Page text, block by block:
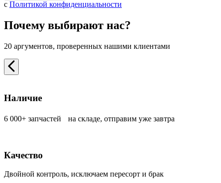
с Политикой конфиденциальности
Почему выбирают нас?
20 аргументов, проверенных нашими клиентами
Наличие
6 000+ запчастей на складе, отправим уже завтра
Качество
Двойной контроль, исключаем пересорт и брак